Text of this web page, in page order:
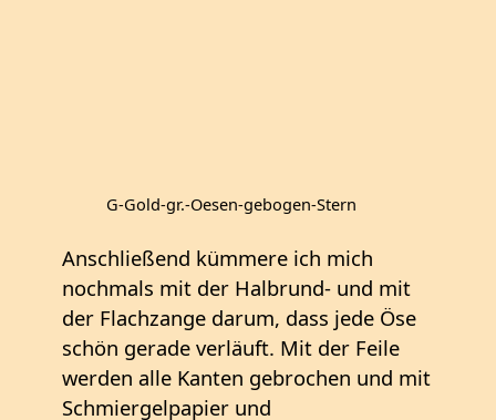
G-Gold-gr.-Oesen-gebogen-Stern
Anschließend kümmere ich mich
nochmals mit der Halbrund- und mit
der Flachzange darum, dass jede Öse
schön gerade verläuft. Mit der Feile
werden alle Kanten gebrochen und mit
Schmiergelpapier und